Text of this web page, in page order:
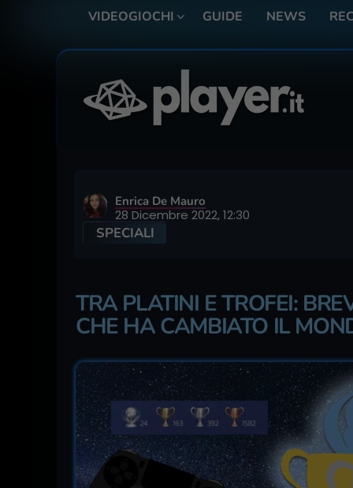
VIDEOGIOCHI GUIDE NEWS
Enrica De Mauro
28 Dicembre 2022, 12:30
SPECIALI
TRA PLATINI E TROFEI:
CHE HA CAMBIATO IL